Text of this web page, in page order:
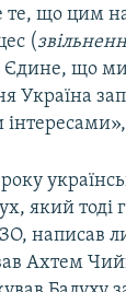
те, що цим
(
Єдине, що
Україна
який тоді
написав
Ахтем